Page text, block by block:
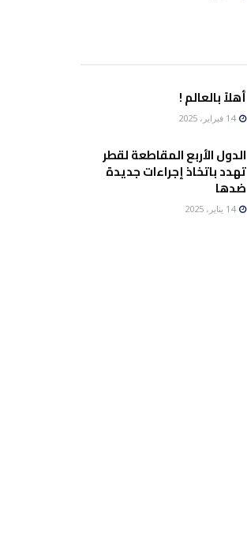
أهلاً بالعالم !
14 فبراير، 2025
الدول الأربع المقاطعة لقطر
تهدد باتخاذ إجراءات جديدة
ضدها
14 يناير، 2025